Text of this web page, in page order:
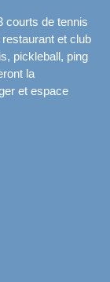
courts de tennis
et club
pickleball, ping
la
et espace